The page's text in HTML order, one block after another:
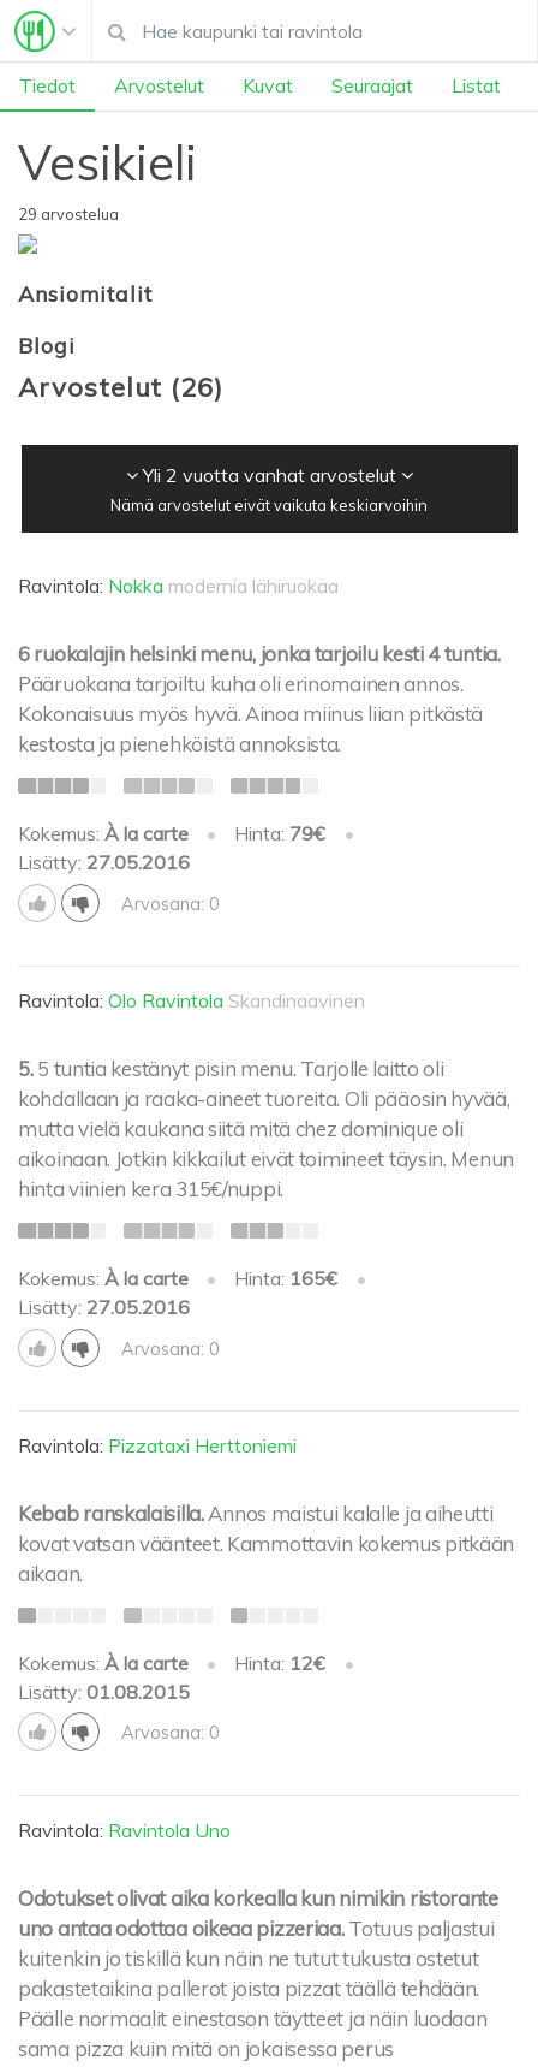
Tiedot Arvostelut Kuvat Seuraajat Listat
Vesikieli
29 arvostelua
Ansiomitalit
Blogi
Arvostelut (26)
Yli 2 vuotta vanhat arvostelut
Nämä arvostelut eivät vaikuta keskiarvoihin
Ravintola: Nokka modernia lähiruokaa
6 ruokalajin helsinki menu, jonka tarjoilu kesti 4 tuntia.
Pääruokana tarjoiltu kuha oli erinomainen annos.
Kokonaisuus myös hyvä. Ainoa miinus liian pitkästä
kestosta ja pienehköistä annoksista.
Kokemus: À la carte • Hinta: 79€
•
Lisätty: 27.05.2016
Arvosana: 0
Ravintola: Olo Ravintola Skandinaavinen
5. 5 tuntia kestänyt pisin menu. Tarjolle laitto oli
kohdallaan ja raaka-aineet tuoreita. Oli pääosin hyvää,
mutta vielä kaukana siitä mitä chez dominique oli
aikoinaan. Jotkin kikkailut eivät toimineet täysin. Menun
hinta viinien kera 315€/nuppi.
Kokemus: À la carte • Hinta: 165€
•
Lisätty: 27.05.2016
Arvosana: 0
Ravintola: Pizzataxi Herttoniemi
Kebab ranskalaisilla.Annos maistui kalalle ja aiheutti
kovat vatsan väänteet. Kammottavin kokemus pitkään
aikaan.
Kokemus: À la carte • Hinta: 12€
•
Lisätty: 01.08.2015
Arvosana: 0
Ravintola: Ravintola Uno
Odotukset olivat aika korkealla kun nimikin ristorante
uno antaa odottaa oikeaa pizzeriaa. Totuus paljastui
kuitenkin jo tiskillä kun näin ne tutut tukusta ostetut
pakastetaikina pallerot joista pizzat täällä tehdään.
Päälle normaalit einestason täytteet ja näin luodaan
sama pizza kuin mitä on jokaisessa perus